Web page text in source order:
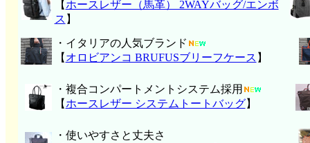
【 ホースレザー（馬革） 2WAYバッグ/エンボ
ス 】
・イタリアの人気ブランド
【 オロビアンコ BRUFUSブリーフケース 】
・複合コンパートメントシステム採用
【 ホースレザー システムトートバッグ】
・使いやすさと丈夫さ